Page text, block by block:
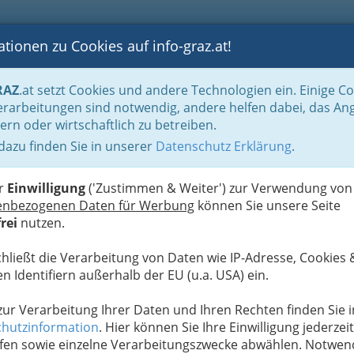
BLOGS FOTOS GASTRONOMIE BRANCHEN
zu Cookies auf info-graz.at!
.at setzt Cookies und andere Technologien ein. Einige
sind notwendig, andere helfen dabei, das
oder wirtschaftlich zu betreiben.
finden Sie in unserer Datenschutz Erklärung.
Einwilligung('Zustimmen & Weiter') zur Verwendung von
Daten für Werbung können Sie unsere Seite
nutzen.
die Verarbeitung von Daten wie IP-Adresse, Cookies
Identifiern außerhalb der EU (u.a. USA) ein.
Verarbeitung Ihrer Daten und Ihren Rechten finden Sie
. Hier können Sie Ihre Einwilligung jederzeit
sowie einzelne Verarbeitungszwecke abwählen.
und Vergnügungsbetriebe Schausteller